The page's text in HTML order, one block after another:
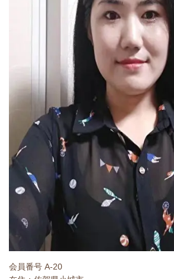
会員番号 A-20